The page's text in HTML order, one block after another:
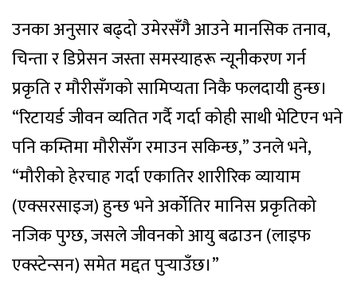
उनका अनुसार बढ्दो उमेरसँगै आउने मानसिक तनाव,
चिन्ता र डिप्रेसन जस्ता समस्याहरू न्यूनीकरण गर्न
प्रकृति र मौरीसँगको सामिप्यता निकै फलदायी हुन्छ।
“रिटायर्ड जीवन व्यतित गर्दै गर्दा कोही साथी भेटिएन भने
पनि कम्तिमा मौरीसँग रमाउन सकिन्छ,” उनले भने,
“मौरीको हेरचाह गर्दा एकातिर शारीरिक व्यायाम
(एक्सरसाइज) हुन्छ भने अर्कोतिर मानिस प्रकृतिको
नजिक पुग्छ, जसले जीवनको आयु बढाउन (लाइफ
एक्स्टेन्सन) समेत मद्दत पुर्‍याउँछ।”